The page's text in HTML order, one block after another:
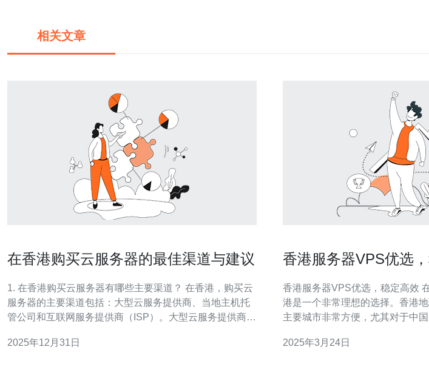
相关文章
在香港购买云服务器的最佳渠道与建议
1. 在香港购买云服务器有哪些主要渠道？ 在香港，购买云
服务器的主要渠道包括：大型云服务提供商、当地主机托
管公司和互联网服务提供商（ISP）。大型云服务提供商如
础设施和多样化的服务选择。当地主机托管公司通常提供
2025年12月31日
香港服务器VPS优选
香港服务器VPS优选，稳定高效 在选择服务器VPS时，香
港是一个非常理想的选择。香港
主要城市非常方便，尤其对于中
达，保证了服务器的稳定性和高
2025年3月24日